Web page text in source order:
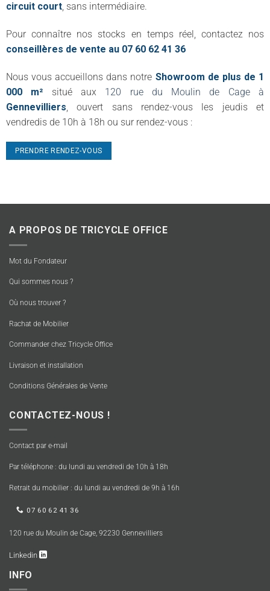
circuit court, sans intermédiaire.
Pour connaître nos stocks en temps réel, contactez nos
conseillères de vente au 07 60 62 41 36
Nous vous accueillons dans notre Showroom de plus de 1
000 m² situé aux 120 rue du Moulin de Cage à
Gennevilliers , ouvert sans rendez-vous les jeudis et
vendredis de 10h à 18h ou sur rendez-vous :
PRENDRE RENDEZ-VOUS
A PROPOS DE TRICYCLE OFFICE
Mot du Fondateur
Qui sommes nous ?
Où nous trouver ?
Rachat de Mobilier
Commander chez Tricycle Office
Livraison et installation
Conditions Générales de Vente
CONTACTEZ-NOUS !
Contact par e-mail
Par téléphone : du lundi au vendredi de 10h à 18h
Retrait du mobilier : du lundi au vendredi de 9h à 16h
07 60 62 41 36
120 rue du Moulin de Cage, 92230 Gennevilliers
Linkedin
INFO